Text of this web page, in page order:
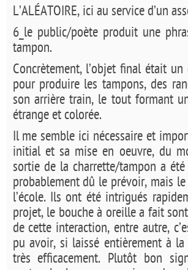
L’ALÉATOIRE, ici au service d’un
6_le public/poète produit une
tampon.
Concrètement, l’objet final était
pour produire les tampons, des
son arrière train, le tout formant
étrange et colorée.
Il me semble ici nécessaire et
initial et sa mise en oeuvre, du
sortie de la charrette/tampon a
probablement dû le prévoir, mais
l’école. Ils ont été intrigués
projet, le bouche à oreille a fait
de cette interaction, entre autre,
pu avoir, si laissé entièrement à
très efficacement. Plutôt bon